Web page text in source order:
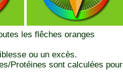
les flêches oranges
ou un excès.
Protéines sont calculées pour